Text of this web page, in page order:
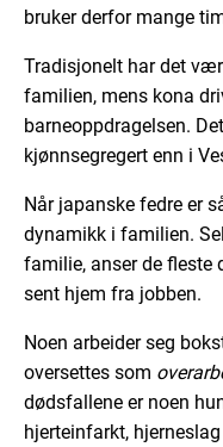
bruker derfor mange
Tradisjonelt har det
familien, mens kona
barneoppdragelsen.
kjønnsegregert enn i
Når japanske fedre er
dynamikk i familien.
familie, anser de fleste
sent hjem fra jobben.
Noen arbeider seg
oversettes som over
dødsfallene er noen
hjerteinfarkt,